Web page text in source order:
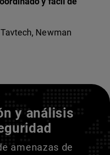
Newman
y análisis
amenazas de